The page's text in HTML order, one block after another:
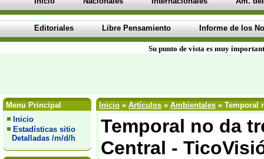
Editoriales Libre Pensamiento Informe de los
Su punto de vista es muy
Menu Principal
Inicio
Estadísticas sitio
Detalladas /m/d/h
Inicio » Artículos » Ambientales » Temporal
Temporal no da
Central -